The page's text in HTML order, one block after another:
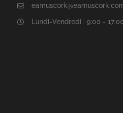
Lundi-Vendredi : 9:00 -